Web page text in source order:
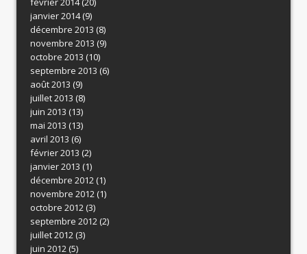
janvier 2014(9)
décembre 2013 (8)
novembre 2013 (9)
octobre 2013 (10)
septembre 2013 (6)
août 2013 (9)
juillet 2013 (8)
juin 2013 (13)
mai 2013 (13)
avril 2013 (6)
février 2013 (2)
janvier 2013 (1)
décembre 2012(1)
novembre 2012(1)
octobre 2012(3)
septembre 2012(2)
juillet 2012(3)
juin 2012(5)